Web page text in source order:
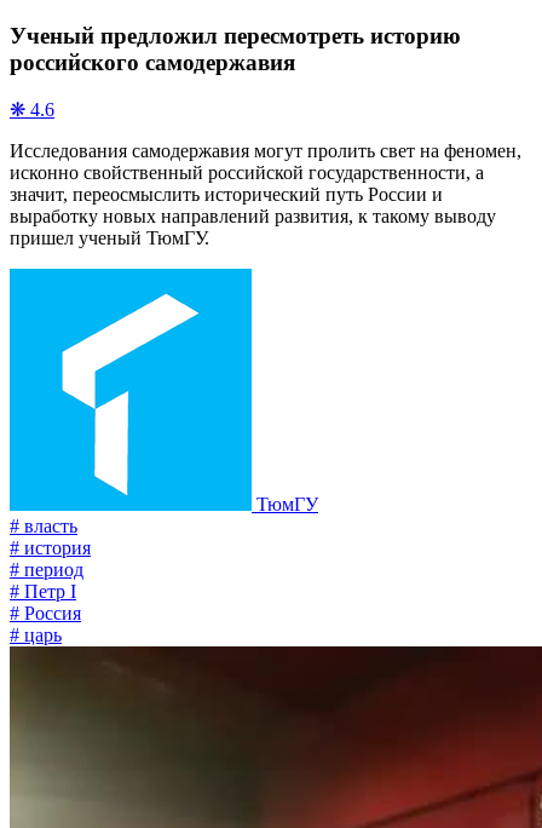
Ученый предложил пересмотреть историю
российского самодержавия
❋ 4.6
Исследования самодержавия могут пролить свет на феномен,
исконно свойственный российской государственности, а
значит, переосмыслить исторический путь России и
выработку новых направлений развития, к такому выводу
пришел ученый ТюмГУ.
ТюмГУ
# власть
# история
# период
# Петр I
# Россия
# царь